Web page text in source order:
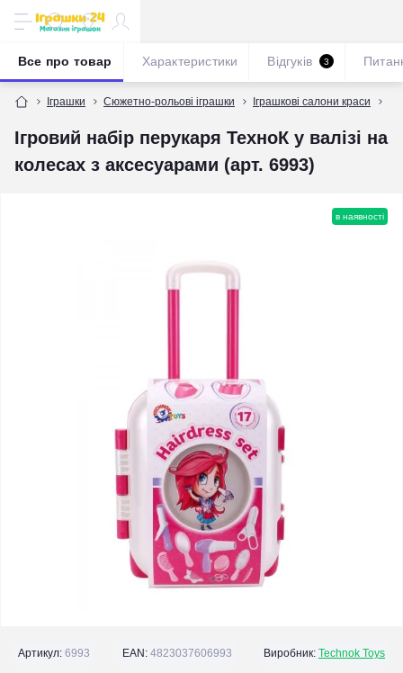
Іграшки Сюжетно-рольові іграшки Іграшкові салони краси
Ігровий набір перукаря ТехноК у валізі на
колесах з аксесуарами (арт. 6993)
Все про товар Характеристики Відгуків 3
в наявності
Артикул: 6993 EAN:4823037606993 Виробник: Technok Toys